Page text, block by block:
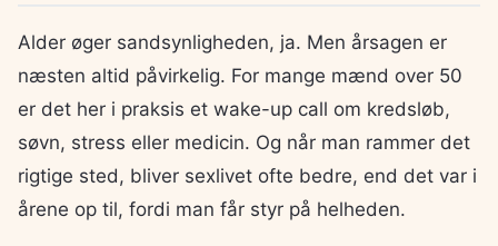
Alder øger sandsynligheden, ja. Men årsagen er
næsten altid påvirkelig. For mange mænd over 50
er det her i praksis et wake-up call om kredsløb,
søvn, stress eller medicin. Og når man rammer det
rigtige sted, bliver sexlivet ofte bedre, end det var i
årene op til, fordi man får styr på helheden.